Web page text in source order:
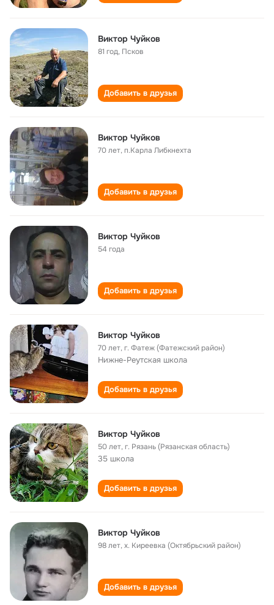
Виктор Чуйков
81 год, Псков
Добавить в друзья
Виктор Чуйков
70 лет,п.Карла Либкнехта
Добавить в друзья
Виктор Чуйков
54 года
Добавить в друзья
Виктор Чуйков
70 лет,г. Фатеж (Фатежский район)
Нижне-Реутская школа
Добавить в друзья
Виктор Чуйков
50 лет,г. Рязань (Рязанская область)
35 школа
Добавить в друзья
Виктор Чуйков
98 лет,х. Киреевка (Октябрьский район)
Добавить в друзья